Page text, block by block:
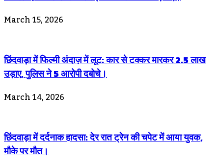
March 15, 2026
छिंदवाड़ा में फिल्मी अंदाज़ में लूट: कार से टक्कर मारकर 2.5 लाख
उड़ाए, पुलिस ने 5 आरोपी दबोचे।
March 14, 2026
छिंदवाड़ा में दर्दनाक हादसा: देर रात ट्रेन की चपेट में आया युवक,
मौके पर मौत।